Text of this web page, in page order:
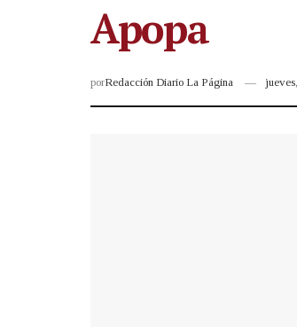
Apopa
porRedacción Diario La Página